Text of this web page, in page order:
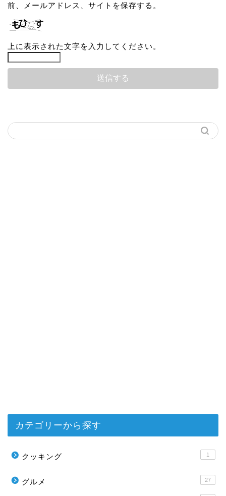
前、メールアドレス、サイトを保存する。
上に表示された文字を入力してください。
カテゴリーから探す
クッキング 1
グルメ 27